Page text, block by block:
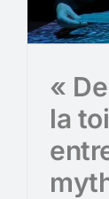
«
la